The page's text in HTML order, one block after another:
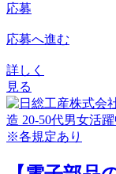
応募
応募へ進む
詳しく
見る